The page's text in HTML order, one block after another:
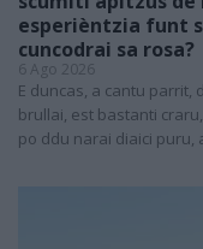
esperièntzia funt
cuncodrai sa rosa?
6 Ago 2026
E duncas, a cantu parrit,
brullai, est bastanti
po ddu narai diaici puru,